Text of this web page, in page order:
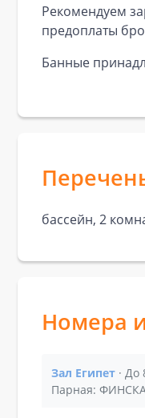
Рекомендуем
предоплаты
Банные
бассейн, 2
Номера
Зал Египет · До
Парная: